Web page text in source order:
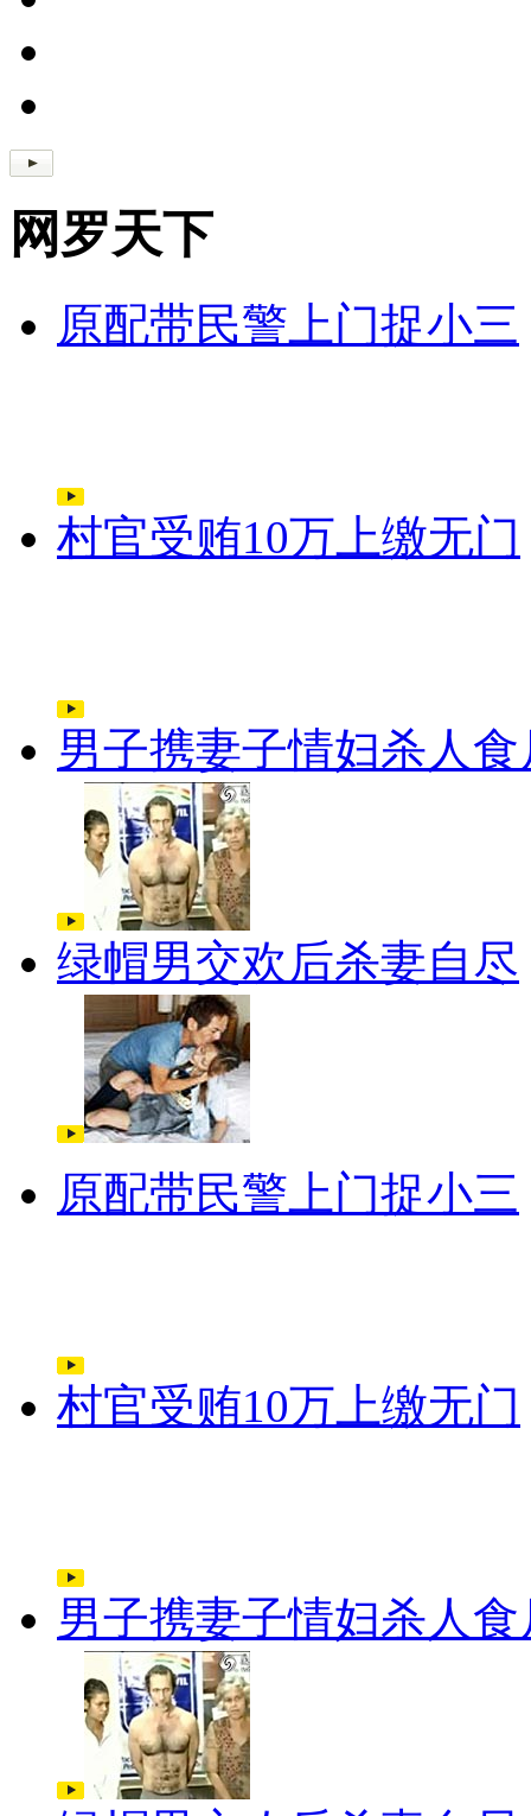
网罗天下
原配带民警上门捉小三
村官受贿10万上缴无门
男子携妻子情妇杀人食
绿帽男交欢后杀妻自尽
原配带民警上门捉小三
村官受贿10万上缴无门
男子携妻子情妇杀人食